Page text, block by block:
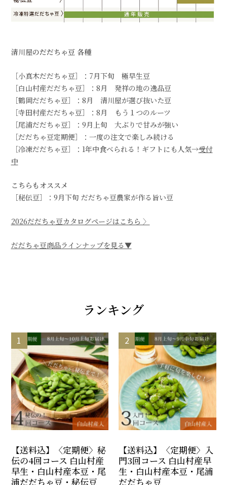
清川屋のだだちゃ豆 各種
［小真木だだちゃ豆］：7月下旬 極早生豆
［白山村産だだちゃ豆］：8月 発祥の地の逸品豆
［鶴岡だだちゃ豆］：8月 清川屋が選び抜いた豆
［寺田村産だだちゃ豆］：8月 もう１つのルーツ
［尾浦だだちゃ豆］：9月上旬 大ぶりで甘みが強い
［だだちゃ豆定期便］：一度の注文で楽しみ続ける
［冷凍だだちゃ豆］：1年中食べられる！ギフトにも人気→受付
中
こちらもオススメ
［秘伝豆］：9月下旬 だだちゃ豆農家が作る旨い豆
2026だだちゃ豆カタログページはこちら 〉
だだちゃ豆商品ラインナップを見る▼
ランキング
【送料込】〈定期便〉秘
伝の4回コース 白山村産
早生・白山村産本豆・尾
浦だだちゃ豆・秘伝豆
【送料込】〈定期便〉入
門3回コース 白山村産早
生・白山村産本豆・尾浦
だだちゃ豆